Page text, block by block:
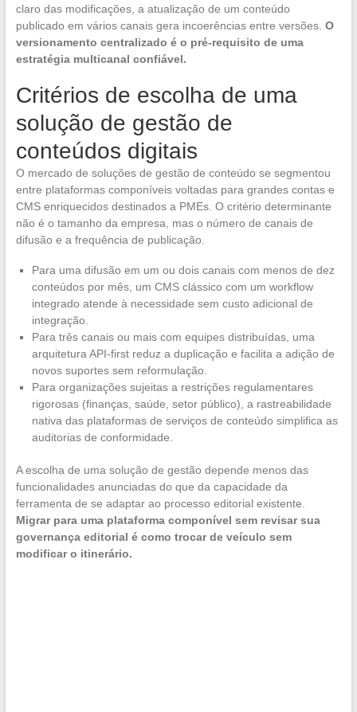
claro das modificações, a atualização de um conteúdo
publicado em vários canais gera incoerências entre versões. O
versionamento centralizado é o pré-requisito de uma
estratégia multicanal confiável.
Critérios de escolha de uma
solução de gestão de
conteúdos digitais
O mercado de soluções de gestão de conteúdo se segmentou
entre plataformas componíveis voltadas para grandes contas e
CMS enriquecidos destinados a PMEs. O critério determinante
não é o tamanho da empresa, mas o número de canais de
difusão e a frequência de publicação.
Para uma difusão em um ou dois canais com menos de dez
conteúdos por mês, um CMS clássico com um workflow
integrado atende à necessidade sem custo adicional de
integração.
Para três canais ou mais com equipes distribuídas, uma
arquitetura API-first reduz a duplicação e facilita a adição de
novos suportes sem reformulação.
Para organizações sujeitas a restrições regulamentares
rigorosas (finanças, saúde, setor público), a rastreabilidade
nativa das plataformas de serviços de conteúdo simplifica as
auditorias de conformidade.
A escolha de uma solução de gestão depende menos das
funcionalidades anunciadas do que da capacidade da
ferramenta de se adaptar ao processo editorial existente.
Migrar para uma plataforma componível sem revisar sua
governança editorial é como trocar de veículo sem
modificar o itinerário.